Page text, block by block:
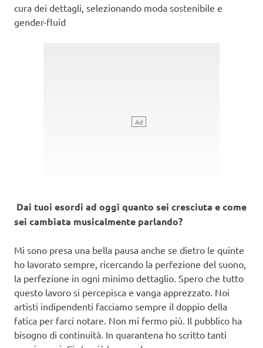
cura dei dettagli, selezionando moda sostenibile e
gender-fluid
Dai tuoi esordi ad oggi quanto sei cresciuta e come
sei cambiata musicalmente parlando?
Mi sono presa una bella pausa anche se dietro le quinte
ho lavorato sempre, ricercando la perfezione del suono,
la perfezione in ogni minimo dettaglio. Spero che tutto
questo lavoro si percepisca e vanga apprezzato. Noi
artisti indipendenti facciamo sempre il doppio della
fatica per farci notare. Non mi fermo più. Il pubblico ha
bisogno di continuità. In quarantena ho scritto tanti